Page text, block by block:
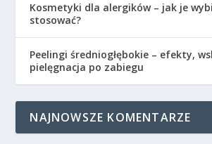
Kosmetyki dla alergików – jak je
stosować?
Peelingi średniogłębokie – efekty,
pielęgnacja po zabiegu
NAJNOWSZE KOMENTARZE